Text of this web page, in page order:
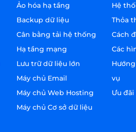
Ảo hóa hạ tầng
Backup dữ liệu
Cân bằng tải hệ thống
Hạ tầng mạng
Lưu trữ dữ liệu lớn
Máy chủ Email
Máy chủ Web Hosting
Máy chủ Cơ sở dữ liệu
Hệ
Thỏa
Cách
Các
vụ
Ưu